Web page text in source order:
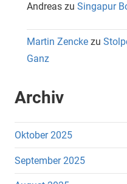
Andreas zu Singapur
Martin Zencke zu
Ganz
Archiv
Oktober 2025
September 2025